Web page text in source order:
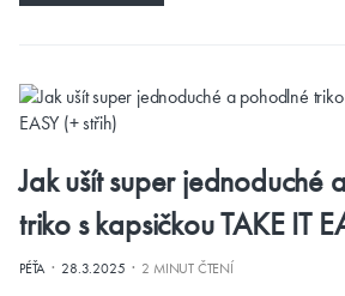
Jak ušít super jednoduché
triko s kapsičkou TAKE IT
PÉŤA· 28.3.2025 · 2 MINUT ČTENÍ